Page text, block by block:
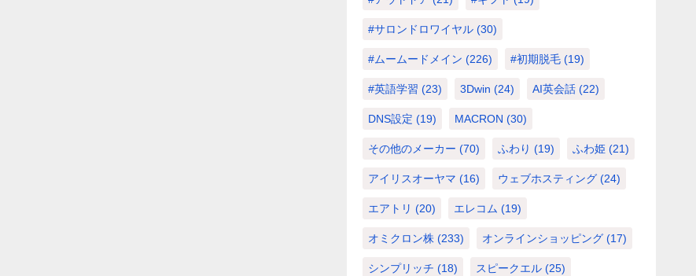
#サロンドロワイヤル (30)
#ムームードメイン (226) #初期脱毛 (19)
#英語学習 (23) 3Dwin (24) AI英会話 (22)
DNS設定 (19) MACRON (30)
その他のメーカー (70) ふわり (19) ふわ姫 (21)
アイリスオーヤマ (16) ウェブホスティング (24)
エアトリ (20) エレコム (19)
オミクロン株 (233) オンラインショッピング (17)
シンプリッチ (18) スピークエル (25)